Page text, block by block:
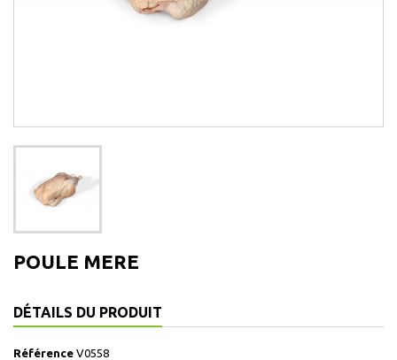
POULE MERE
DÉTAILS DU PRODUIT
Référence V0558